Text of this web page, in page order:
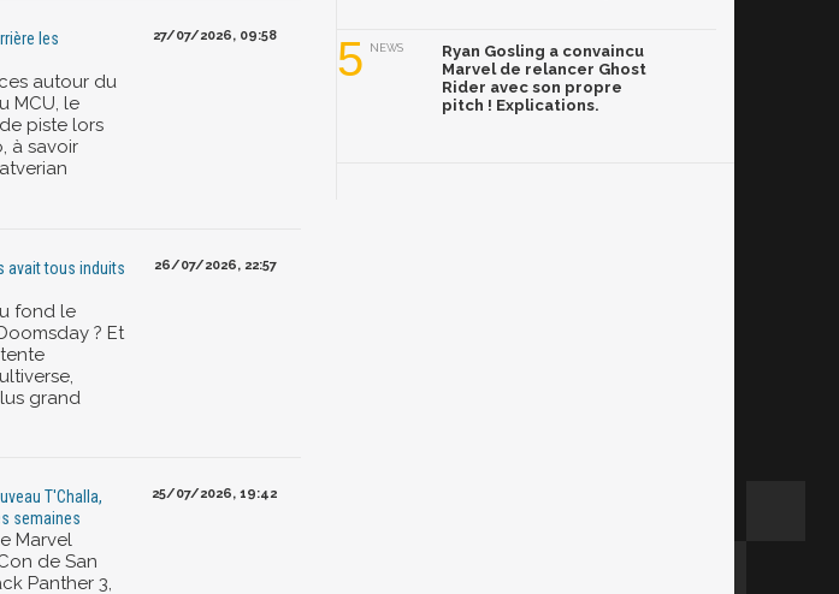
les
autour du
MCU, le
piste lors
à savoir
27/07/2026, 09:58
avait tous induits
fond le
? Et
grand
26/07/2026, 22:57
T'Challa,
semaines
Marvel
de San
Panther 3,
25/07/2026, 19:42
5 NEWS
Ryan Gosling a convaincu
Marvel de relancer Ghost
Rider avec son propre
pitch ! Explications.